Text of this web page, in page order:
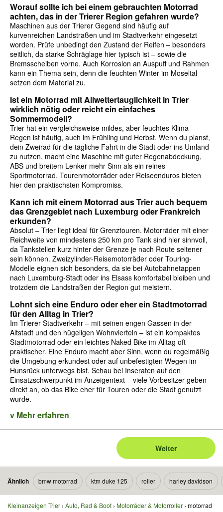
Worauf sollte ich bei einem gebrauchten Motorrad
achten, das in der Trierer Region gefahren wurde?
Maschinen aus der Trierer Gegend sind häufig auf
kurvenreichen Landstraßen und im Stadtverkehr eingesetzt
worden. Prüfe unbedingt den Zustand der Reifen – besonders
seitlich, da starke Schräglage hier typisch ist – sowie die
Bremsscheiben vorne. Auch Korrosion an Auspuff und Rahmen
kann ein Thema sein, denn die feuchten Winter im Moseltal
setzen dem Material zu.
Ist ein Motorrad mit Allwettertauglichkeit in Trier
wirklich nötig oder reicht ein einfaches
Sommermodell?
Trier hat ein vergleichsweise mildes, aber feuchtes Klima –
Regen ist häufig, auch im Frühling und Herbst. Wenn du planst,
dein Zweirad für die tägliche Fahrt in die Stadt oder ins Umland
zu nutzen, macht eine Maschine mit guter Regenabdeckung,
ABS und breitem Lenker mehr Sinn als ein reines
Sportmotorrad. Tourenmotorräder oder Reiseenduros bieten
hier den praktischsten Kompromiss.
Kann ich mit einem Motorrad aus Trier auch bequem
das Grenzgebiet nach Luxemburg oder Frankreich
erkunden?
Absolut – Trier liegt ideal für Grenztouren. Motorräder mit einer
Reichweite von mindestens 250 km pro Tank sind hier sinnvoll,
da Tankstellen kurz hinter der Grenze je nach Route seltener
sein können. Zweizylinder-Reisemotorräder oder Touring-
Modelle eignen sich besonders, da sie bei Autobahnetappen
nach Luxemburg-Stadt oder ins Elsass komfortabel bleiben und
trotzdem die Landstraßen der Region gut meistern.
Lohnt sich eine Enduro oder eher ein Stadtmotorrad
für den Alltag in Trier?
Im Trierer Stadtverkehr – mit seinen engen Gassen in der
Altstadt und den hügeligen Wohnvierteln – ist ein kompaktes
Stadtmotorrad oder ein leichtes Naked Bike im Alltag oft
praktischer. Eine Enduro macht aber Sinn, wenn du regelmäßig
die Umgebung erkundest oder auf unbefestigten Wegen im
Hunsrück unterwegs bist. Schau bei Inseraten auf den
Einsatzschwerpunkt im Anzeigentext – viele Vorbesitzer geben
direkt an, ob das Bike eher für Touren oder die Stadt genutzt
wurde.
v Mehr erfahren
Weiter
Ähnlich bmw motorrad ktm duke 125 roller harley davidson
Kleinanzeigen Trier Auto, Rad & Boot Motorräder & Motorroller motorrad